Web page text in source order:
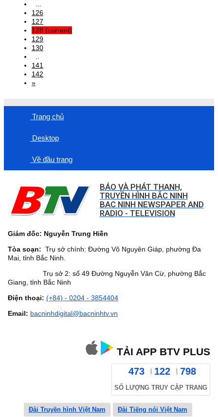
126
127
128 (current)
129
130
141
142
»
Trang chủ
Desktop
Về đầu trang
BÁO VÀ PHÁT THANH,
TRUYỀN HÌNH BẮC NINH
BAC NINH NEWSPAPER AND
RADIO - TELEVISION
Giám đốc: Nguyễn Trung Hiền
Tòa soạn: Trụ sở chính: Đường Võ Nguyên Giáp, phường Đa
Mai, tỉnh Bắc Ninh.
Trụ sở 2: số 49 Đường Nguyễn Văn Cừ, phường Bắc
Giang, tỉnh Bắc Ninh
Điện thoại: (+84) - 0204 - 3854404
Email: bacninhdigital@bacninhtv.vn
TẢI APP BTV PLUS
473 122 798
SỐ LƯỢNG TRUY CẬP TRANG
Đài Truyền hình Việt Nam Đài Tiếng nói Việt Nam